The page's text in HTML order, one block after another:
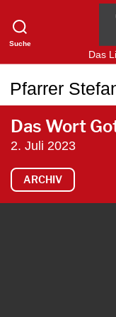
Suche
Das
Pfarrer
Das Wort
2. Juli 2023
ARCHIV